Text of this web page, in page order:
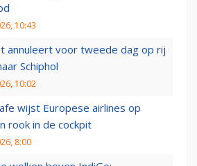
10:43
annuleert voor tweede dag op rij
Schiphol
10:02
wijst Europese airlines op
rook in de cockpit
8:00